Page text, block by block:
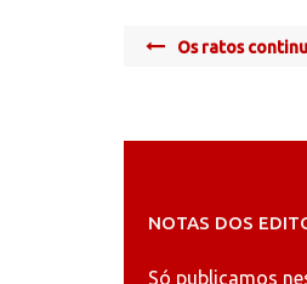
PostOs ratos
NOTAS DOS
Só publicamos